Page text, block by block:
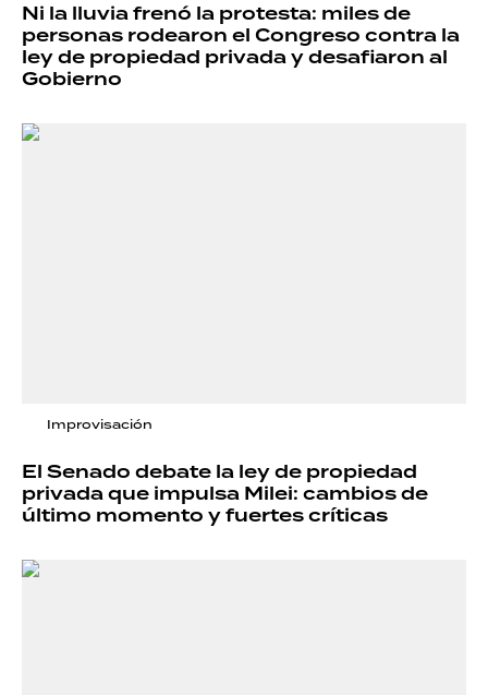
Ni la lluvia frenó la protesta: miles de
personas rodearon el Congreso contra la
ley de propiedad privada y desafiaron al
Gobierno
Improvisación
El Senado debate la ley de propiedad
privada que impulsa Milei: cambios de
último momento y fuertes críticas